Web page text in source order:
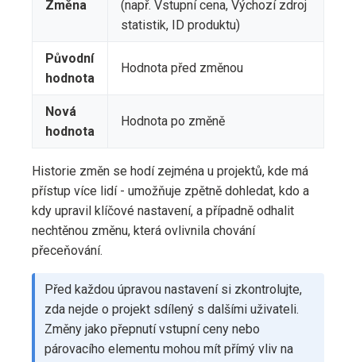
Změna
(např. Vstupní cena, Výchozí zdroj
statistik, ID produktu)
Původní
hodnota
Hodnota před změnou
Nová
hodnota
Hodnota po změně
Historie změn se hodí zejména u projektů, kde má
přístup více lidí - umožňuje zpětně dohledat, kdo a
kdy upravil klíčové nastavení, a případně odhalit
nechtěnou změnu, která ovlivnila chování
přeceňování.
Před každou úpravou nastavení si zkontrolujte,
zda nejde o projekt sdílený s dalšími uživateli.
Změny jako přepnutí vstupní ceny nebo
párovacího elementu mohou mít přímý vliv na